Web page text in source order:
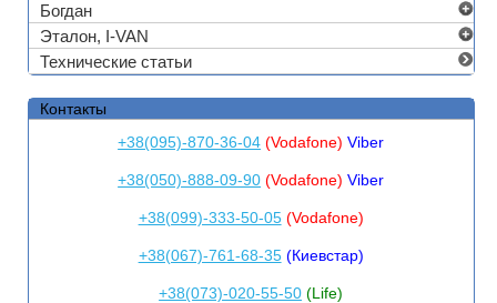
Богдан
Эталон, I-VAN
Технические статьи
Контакты
+38(095)-870-36-04 (Vodafone)Viber
+38(050)-888-09-90 (Vodafone)Viber
+38(099)-333-50-05(Vodafone)
+38(067)-761-68-35(Киевстар)
+38(073)-020-55-50 (Life)